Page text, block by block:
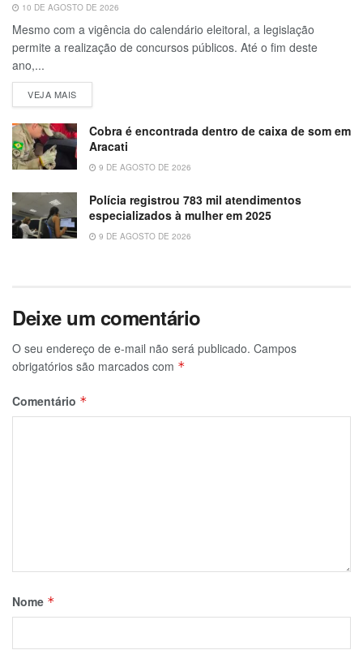
10 DE AGOSTO DE 2026
Mesmo com a vigência do calendário eleitoral, a legislação
permite a realização de concursos públicos. Até o fim deste
ano,...
VEJA MAIS
Cobra é encontrada dentro de caixa de som em
Aracati
9 DE AGOSTO DE 2026
Polícia registrou 783 mil atendimentos
especializados à mulher em 2025
9 DE AGOSTO DE 2026
Deixe um comentário
O seu endereço de e-mail não será publicado. Campos
obrigatórios são marcados com *
Comentário *
Nome *